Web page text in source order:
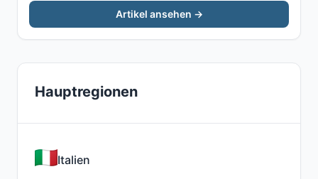
Artikel ansehen →
Hauptregionen
Italien